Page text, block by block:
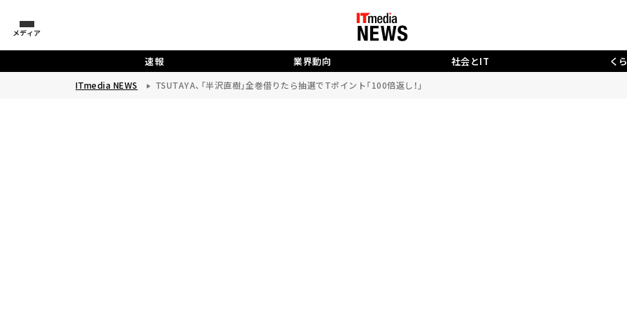
メディア
速報 業界動向 社会とIT く
ITmedia NEWS TSUTAYA、「半沢直樹」全巻借りたら抽選でTポイント「100倍返し！」